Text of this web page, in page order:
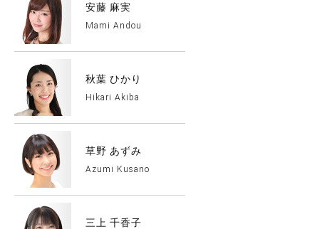
安藤 麻実
Mami Andou
秋葉 ひかり
Hikari Akiba
草野 あずみ
Azumi Kusano
三上 千香子